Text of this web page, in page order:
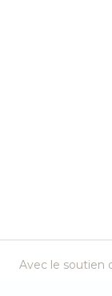
Avec le soutien